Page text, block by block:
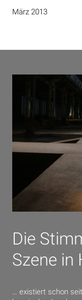
März 2013
Die
Szene in
… existiert schon